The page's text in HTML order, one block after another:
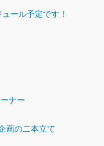
ール予定です！
ナー
画の二本立て